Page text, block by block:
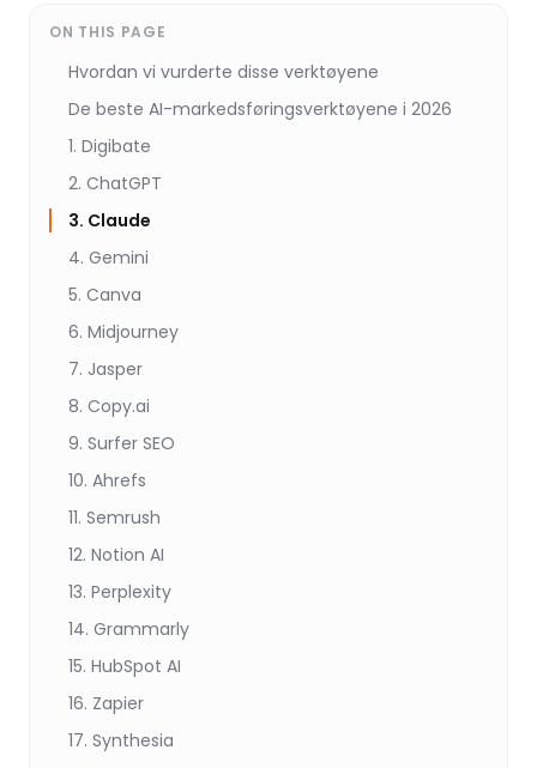
ON THIS PAGE
Hvordan vi vurderte disse verktøyene
De beste AI-markedsføringsverktøyene i 2026
1. Digibate
2. ChatGPT
3. Claude
4. Gemini
5. Canva
6. Midjourney
7. Jasper
8. Copy.ai
9. Surfer SEO
10. Ahrefs
11. Semrush
12. Notion AI
13. Perplexity
14. Grammarly
15. HubSpot AI
16. Zapier
17. Synthesia